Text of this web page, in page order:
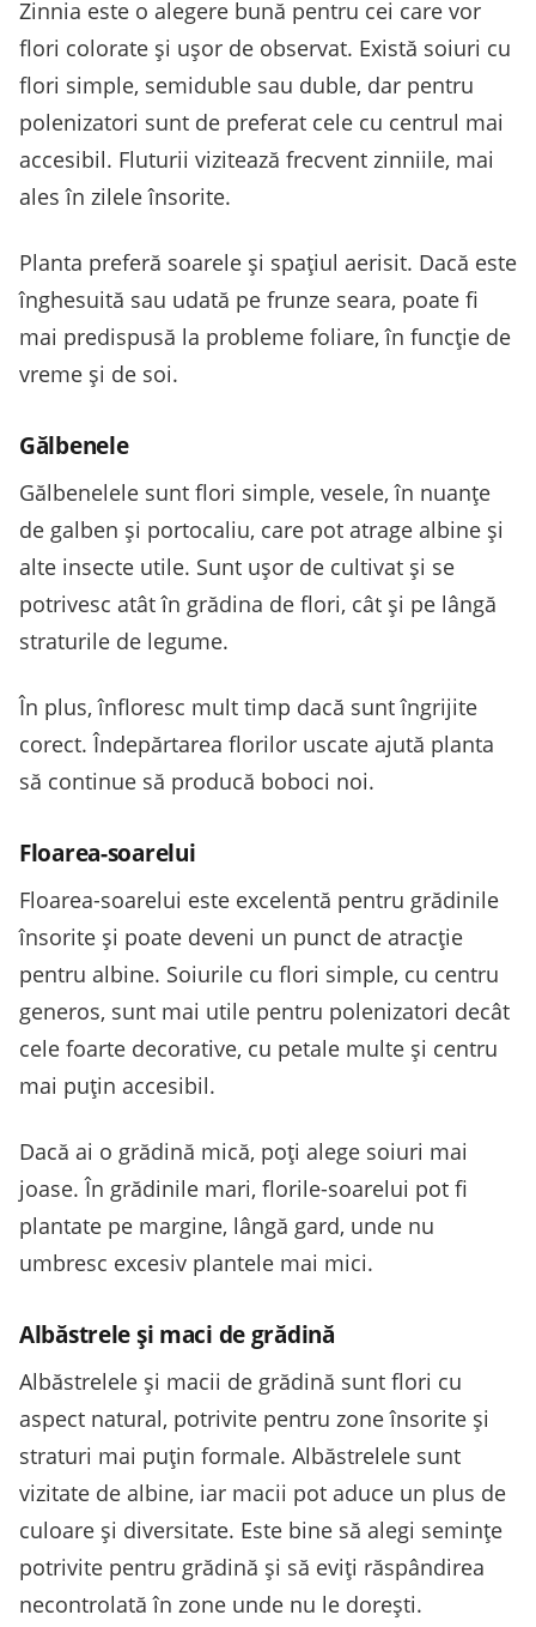
Zinnia este o alegere bună pentru cei care vor
flori colorate și ușor de observat. Există soiuri cu
flori simple, semiduble sau duble, dar pentru
polenizatori sunt de preferat cele cu centrul mai
accesibil. Fluturii vizitează frecvent zinniile, mai
ales în zilele însorite.
Planta preferă soarele și spațiul aerisit. Dacă este
înghesuită sau udată pe frunze seara, poate fi
mai predispusă la probleme foliare, în funcție de
vreme și de soi.
Gălbenele
Gălbenelele sunt flori simple, vesele, în nuanțe
de galben și portocaliu, care pot atrage albine și
alte insecte utile. Sunt ușor de cultivat și se
potrivesc atât în grădina de flori, cât și pe lângă
straturile de legume.
În plus, înfloresc mult timp dacă sunt îngrijite
corect. Îndepărtarea florilor uscate ajută planta
să continue să producă boboci noi.
Floarea-soarelui
Floarea-soarelui este excelentă pentru grădinile
însorite și poate deveni un punct de atracție
pentru albine. Soiurile cu flori simple, cu centru
generos, sunt mai utile pentru polenizatori decât
cele foarte decorative, cu petale multe și centru
mai puțin accesibil.
Dacă ai o grădină mică, poți alege soiuri mai
joase. În grădinile mari, florile-soarelui pot fi
plantate pe margine, lângă gard, unde nu
umbresc excesiv plantele mai mici.
Albăstrele și maci de grădină
Albăstrelele și macii de grădină sunt flori cu
aspect natural, potrivite pentru zone însorite și
straturi mai puțin formale. Albăstrelele sunt
vizitate de albine, iar macii pot aduce un plus de
culoare și diversitate. Este bine să alegi semințe
potrivite pentru grădină și să eviți răspândirea
necontrolată în zone unde nu le dorești.